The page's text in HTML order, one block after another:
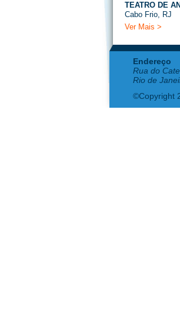
TEATRO DE
Cabo Frio, RJ
Ver Mais >
Endereço
Rua do
Rio de
©Copyright